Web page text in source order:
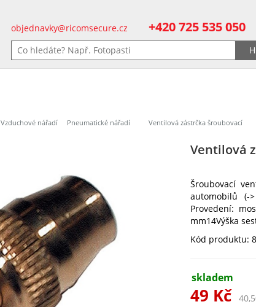
objednavky@ricomsecure.cz +420 725 535 050
Vzduchové nářadí Pneumatické nářadí Ventilová zástrčka šroubovací
Ventilová
Šroubovací
automobilů (-
Provedení:
mm14Výška
Kód produktu:
skladem
49 Kč